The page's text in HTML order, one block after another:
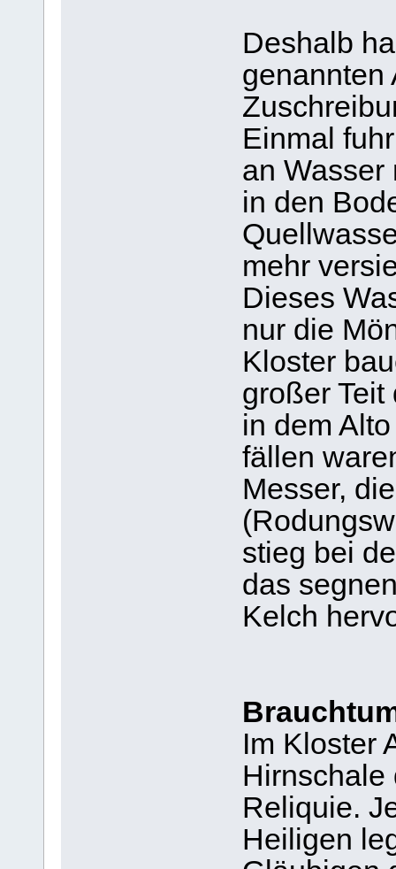
Deshalb
genannten
Einmal
an Wasser
in den
mehr
Dieses
nur die
Kloster
großer
in dem
fällen
Messer,
stieg bei
das
Kelch
Im Kloster
Hirnschale
Reliquie.
Heiligen